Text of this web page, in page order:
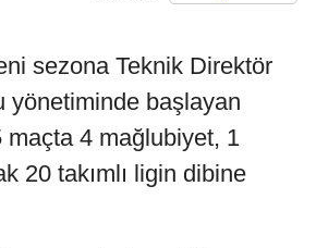
sezona Teknik Direktör
yönetiminde başlayan
maçta 4 mağlubiyet, 1
20 takımlı ligin dibine